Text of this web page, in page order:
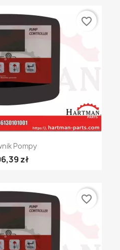
Pompy
zł
favorite_border
favorite_border